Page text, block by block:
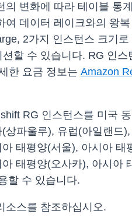
의 변화에 ​​따라 테이블 통
여 데이터 레이크와의 왕
2가지 인스턴스 크기
할 수 있습니다. RG 인
한 요금 정보는 Amazon
RG 인스턴스를 미국
상파울루), 유럽(아일랜드
태평양(서울), 아시아
태평양(오사카), 아시아
할 수 있습니다.
소스를 참조하십시오.